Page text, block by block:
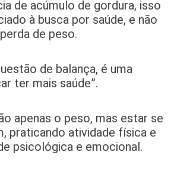
de acúmulo de gordura, isso
à busca por saúde, e não
de peso.
de balança, é uma
ter mais saúde”.
apenas o peso, mas estar se
praticando atividade física e
psicológica e emocional.